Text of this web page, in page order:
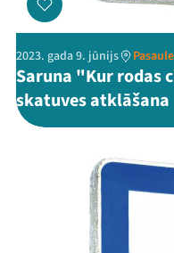
2023. gada 9. jūnijs
Saruna "Kur rodas
skatuves atklāšana